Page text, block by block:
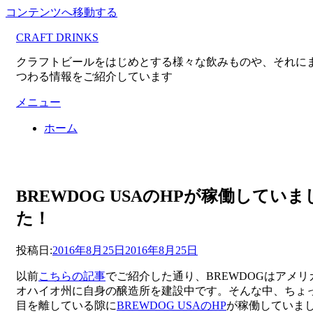
コンテンツへ移動する
CRAFT DRINKS
クラフトビールをはじめとする様々な飲みものや、それに
つわる情報をご紹介しています
メニュー
ホーム
BREWDOG USAのHPが稼働していま
た！
投稿者master
投稿日:2016年8月25日 2016年8月25日
以前こちらの記事でご紹介した通り、BREWDOGはアメリ
オハイオ州に自身の醸造所を建設中です。そんな中、ちょ
目を離している隙にBREWDOG USAのHPが稼働していま